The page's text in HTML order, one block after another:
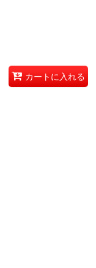
カートに入れる